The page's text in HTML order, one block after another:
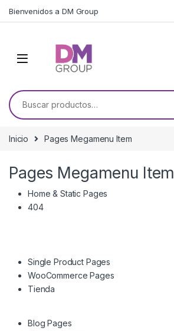
Bienvenidos a DM Group
Buscar por:
Inicio Pages Megamenu Item
Pages Megamenu Item
Home & Static Pages
404
Single Product Pages
WooCommerce Pages
Tienda
Blog Pages